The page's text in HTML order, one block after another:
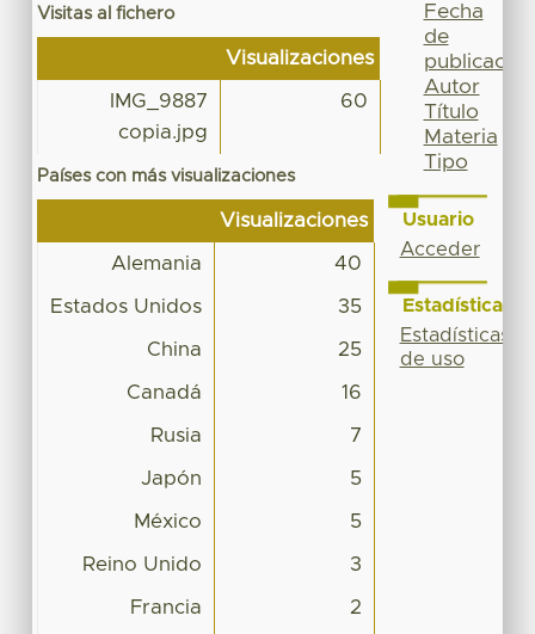
Visitas al fichero
Visualizaciones
IMG_9887
copia.jpg
60
Países con más visualizaciones
Visualizaciones
Alemania 40
Estados Unidos 35
China 25
Canadá 16
Rusia 7
Japón 5
México 5
Reino Unido 3
Francia 2
Fecha
de
publicación
Autor
Título
Materia
Tipo
Usuario
Acceder
Estadísticas
Estadísticas
de uso